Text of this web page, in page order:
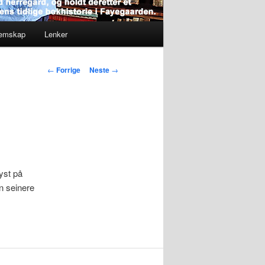
Lenker
Innleggsnavigasjon
← Forrige Neste →
på
seinere